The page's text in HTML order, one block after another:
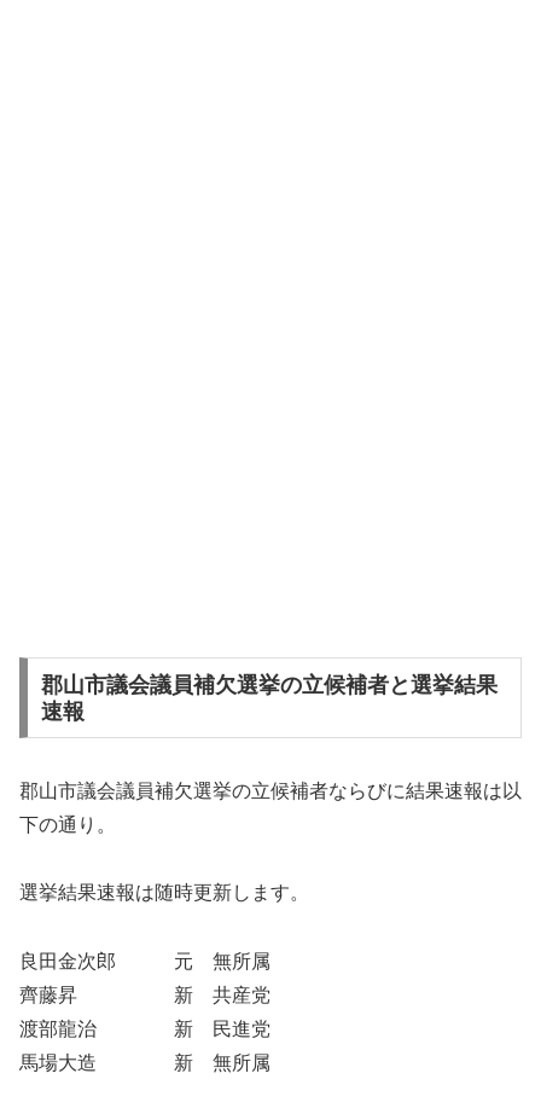
郡山市議会議員補欠選挙の立候補者と選挙結果
速報
郡山市議会議員補欠選挙の立候補者ならびに結果速報は以
下の通り。
選挙結果速報は随時更新します。
良田金次郎 元 無所属
齊藤昇 新 共産党
渡部龍治 新 民進党
馬場大造 新 無所属